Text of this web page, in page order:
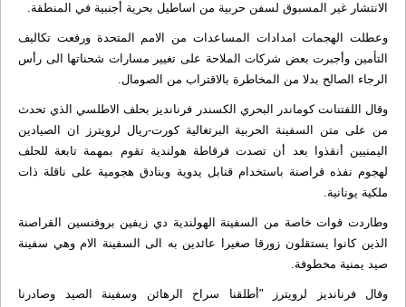
الانتشار غير المسبوق لسفن حربية من اساطيل بحرية أجنبية في المنطقة.
وعطلت الهجمات امدادات المساعدات من الامم المتحدة ورفعت تكاليف
التأمين وأجبرت بعض شركات الملاحة على تغيير مسارات شحناتها الى رأس
الرجاء الصالح بدلا من المخاطرة بالاقتراب من الصومال.
وقال اللفتنانت كوماندر البحري الكسندر فرنانديز بحلف الاطلسي الذي تحدث
من على متن السفينة الحربية البرتغالية كورت-ريال لرويترز ان الصيادين
اليمنيين أنقذوا بعد أن تصدت فرقاطة هولندية تقوم بمهمة تابعة للحلف
لهجوم نفذه قراصنة باستخدام قنابل يدوية وبنادق هجومية على ناقلة ذات
ملكية يونانية.
وطاردت قوات خاصة من السفينة الهولندية دي زيفين بروفنسين القراصنة
الذين كانوا يستقلون زورقا صغيرا عائدين به الى السفينة الام وهي سفينة
صيد يمنية مخطوفة.
وقال فرنانديز لرويترز "أطلقنا سراح الرهائن وسفينة الصيد وصادرنا